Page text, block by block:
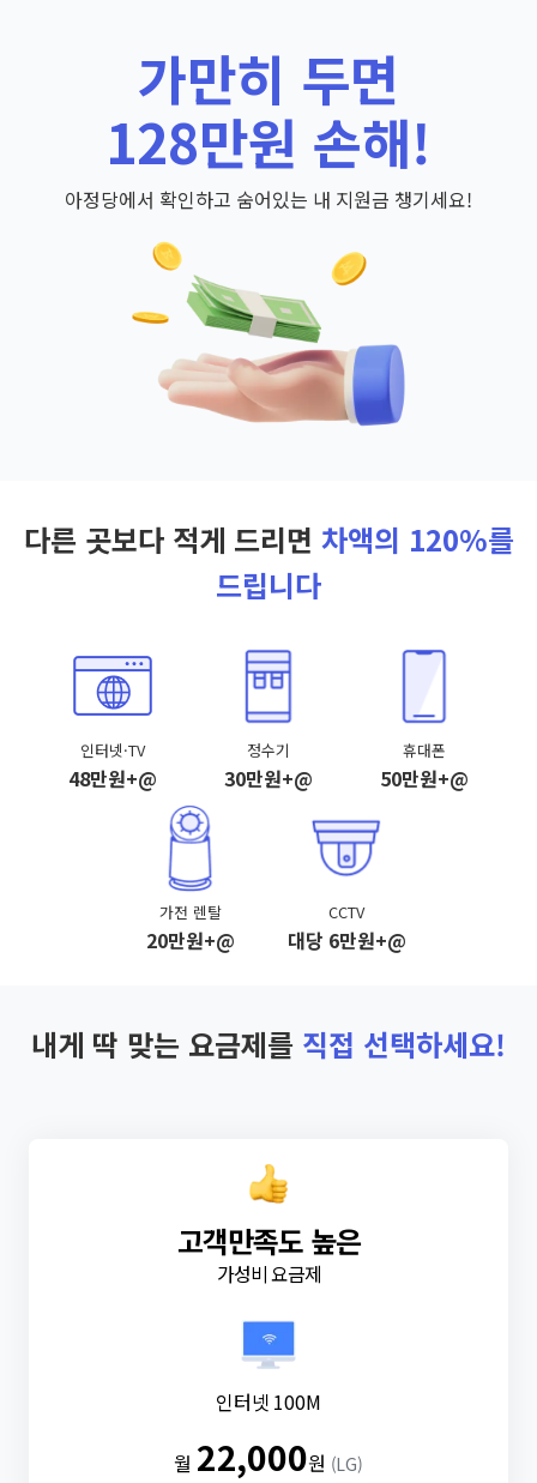
가만히 두면
128만원 손해!
아정당에서 확인하고 숨어있는 내 지원금 챙기세요!
다른 곳보다 적게 드리면 차액의 120%를
드립니다
인터넷·TV
48만원+@
정수기
30만원+@
휴대폰
50만원+@
가전 렌탈
20만원+@
CCTV
대당 6만원+@
내게 딱 맞는 요금제를 직접 선택하세요!
고객만족도 높은
가성비 요금제
인터넷 100M
월 22,000원 (LG)